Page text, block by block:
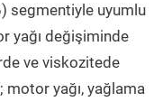
segmentiyle uyumlu
yağı değişiminde
ve viskozitede
motor yağı, yağlama